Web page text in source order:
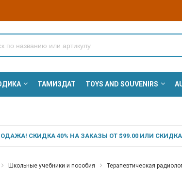
ТАМИЗДАТ TOYS AND SOUVENIRS
СКИДКА 40% НА ЗАКАЗЫ ОТ $99.00 ИЛИ СКИДКА
Школьные учебники и пособия Терапевтическая